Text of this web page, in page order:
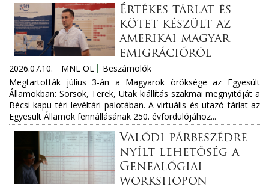
Értékes tárlat és
kötet készült az
amerikai magyar
emigrációról
2026.07.10. MNL OL
Beszámolók
Megtartották július 3-án a Magyarok öröksége az Egyesült
Államokban: Sorsok, Terek, Utak kiállítás szakmai megnyitóját a
Bécsi kapu téri levéltári palotában. A virtuális és utazó tárlat az
Egyesült Államok fennállásának 250. évfordulójához...
Valódi párbeszédre
nyílt lehetőség a
Genealógiai
workshopon